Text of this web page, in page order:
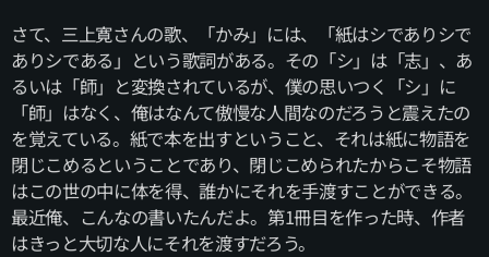
さて、三上寛さんの歌、「かみ」には、「紙はシでありシで
ありシである」という歌詞がある。その「シ」は「志」、あ
るいは「師」と変換されているが、僕の思いつく「シ」に
「師」はなく、俺はなんて傲慢な人間なのだろうと震えたの
を覚えている。紙で本を出すということ、それは紙に物語を
閉じこめるということであり、閉じこめられたからこそ物語
はこの世の中に体を得、誰かにそれを手渡すことができる。
最近俺、こんなの書いたんだよ。第1冊目を作った時、作者
はきっと大切な人にそれを渡すだろう。